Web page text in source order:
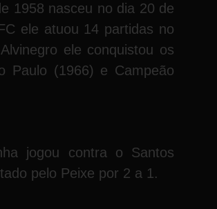
1958 nasceu no dia 20 de
ele atuou 14 partidas no
ele conquistou os
Paulo (1966) e Campeão
jogou contra o Santos
pelo Peixe por 2 a 1.